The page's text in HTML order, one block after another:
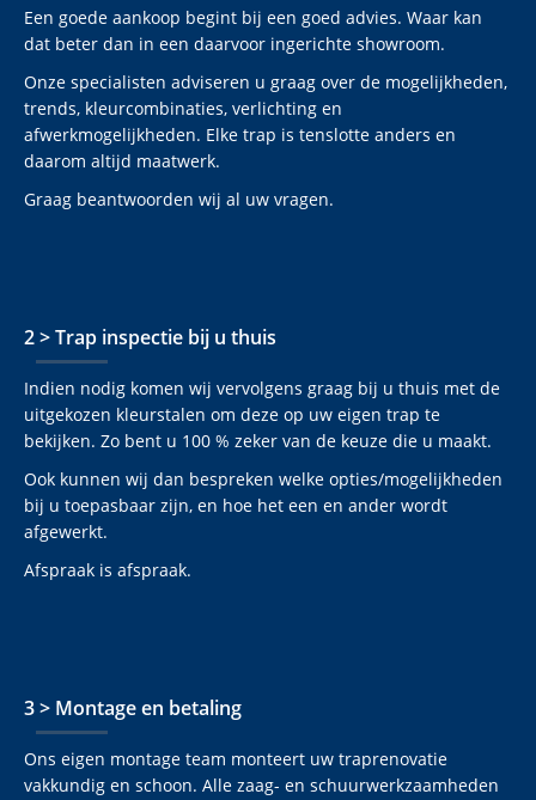
Een goede aankoop begint bij een goed advies. Waar kan
dat beter dan in een daarvoor ingerichte showroom.
Onze specialisten adviseren u graag over de mogelijkheden,
trends, kleurcombinaties, verlichting en
afwerkmogelijkheden. Elke trap is tenslotte anders en
daarom altijd maatwerk.
Graag beantwoorden wij al uw vragen.
2 > Trap inspectie bij u thuis
Indien nodig komen wij vervolgens graag bij u thuis met de
uitgekozen kleurstalen om deze op uw eigen trap te
bekijken. Zo bent u 100 % zeker van de keuze die u maakt.
Ook kunnen wij dan bespreken welke opties/mogelijkheden
bij u toepasbaar zijn, en hoe het een en ander wordt
afgewerkt.
Afspraak is afspraak.
3 > Montage en betaling
Ons eigen montage team monteert uw traprenovatie
vakkundig en schoon. Alle zaag- en schuurwerkzaamheden